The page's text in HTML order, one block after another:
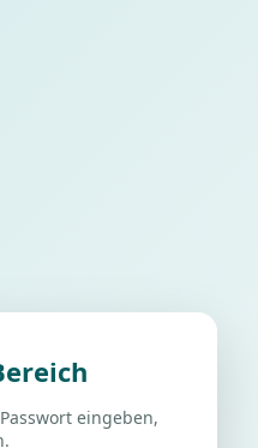
eingeben,